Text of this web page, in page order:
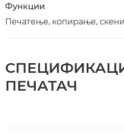
Функции
Печатење, копирање,
ПЕЧАТАЧ